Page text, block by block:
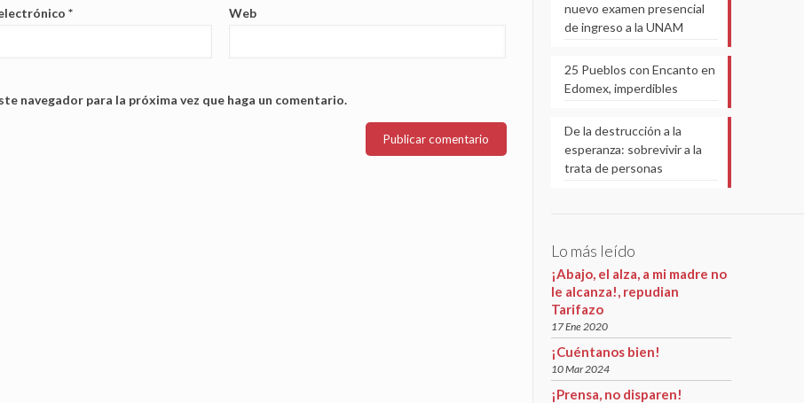
* Web
navegador para la próxima vez que haga un comentario.
nuevo examen presencial
de ingreso a la UNAM
25 Pueblos con Encanto en
Edomex, imperdibles
De la destrucción a la
esperanza: sobrevivir a la
trata de personas
Lo más leído
¡Abajo, el alza, a mi madre no
le alcanza!, repudian
Tarifazo
17 Ene 2020
¡Cuéntanos bien!
10 Mar 2024
¡Prensa, no disparen!